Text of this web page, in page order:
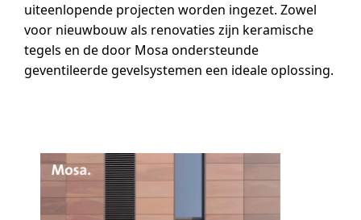
uiteenlopende projecten worden ingezet. Zowel
voor nieuwbouw als renovaties zijn keramische
tegels en de door Mosa ondersteunde
geventileerde gevelsystemen een ideale oplossing.